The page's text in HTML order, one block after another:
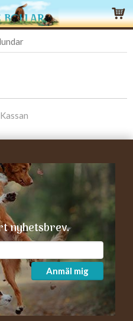
i varukorgen
nyhetsbrev.
Anmäl mig